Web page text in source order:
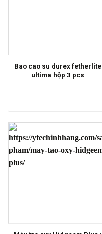
Bao cao su durex fetherlite
ultima hộp 3 pcs